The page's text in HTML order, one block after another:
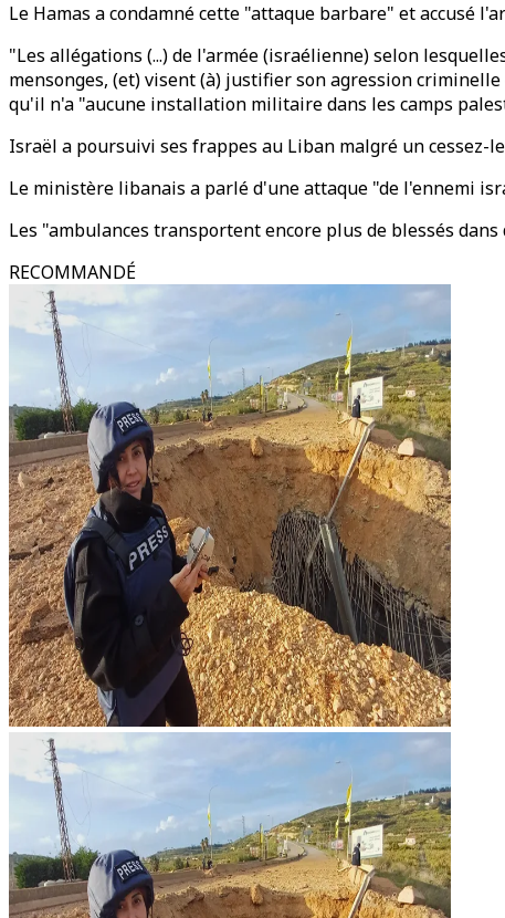
Le Hamas a condamné cette "attaque barbare" et accusé
"Les allégations (...) de l'armée (israélienne) selon
mensonges, (et) visent (à) justifier son agression
qu'il n'a "aucune installation militaire dans les camps
Israël a poursuivi ses frappes au Liban malgré un
Le ministère libanais a parlé d'une attaque "de l'ennemi
Les "ambulances transportent encore plus de blessés
RECOMMANDÉ